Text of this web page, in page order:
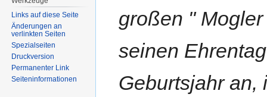
großen "
seinen
Geburtsjahr an,
Links auf diese Seite
Änderungen an
verlinkten Seiten
Spezialseiten
Druckversion
Permanenter Link
Seiten­informationen